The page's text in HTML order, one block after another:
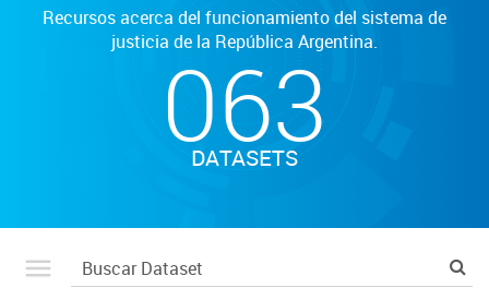
Recursos acerca del funcionamiento del sistema de
justicia de la República Argentina.
063
DATASETS